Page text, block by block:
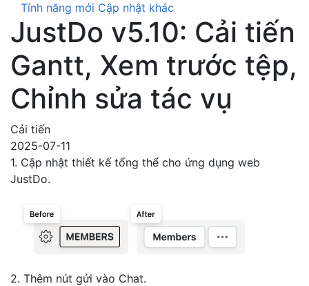
Tính năng mới Cập nhật khác
JustDo v5.10: Cải tiến
Gantt, Xem trước tệp,
Chỉnh sửa tác vụ
Cải tiến
2025-07-11
1. Cập nhật thiết kế tổng thể cho ứng dụng web
JustDo.
2. Thêm nút gửi vào Chat.